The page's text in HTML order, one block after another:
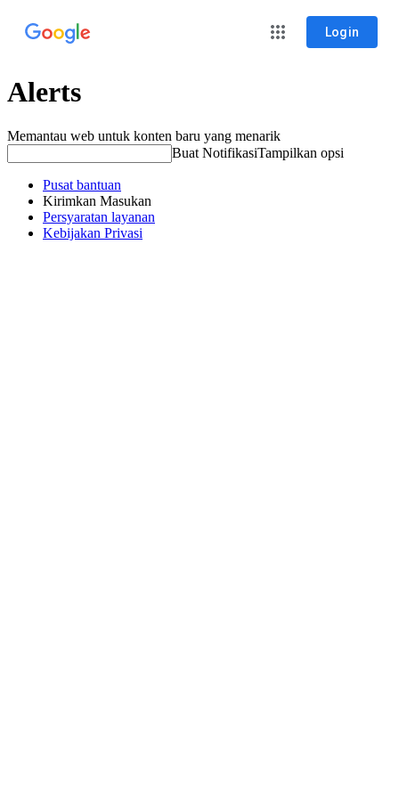
Login
Alerts
Memantau web untuk konten baru yang menarik
Buat NotifikasiTampilkan opsi
Pusat bantuan
Kirimkan Masukan
Persyaratan layanan
Kebijakan Privasi